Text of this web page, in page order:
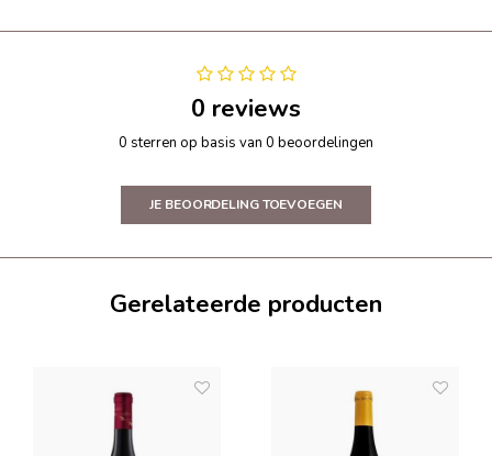
0 reviews
0 sterren op basis van 0 beoordelingen
JE BEOORDELING TOEVOEGEN
Gerelateerde producten